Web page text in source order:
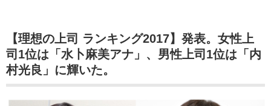
【理想の上司 ランキング2017】発表。女性上
司1位は「水卜麻美アナ」、男性上司1位は「内
村光良」に輝いた。